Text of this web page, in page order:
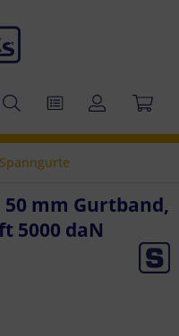
mm Gurtband,
5000 daN